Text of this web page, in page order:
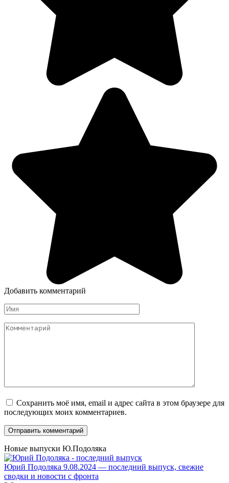
Добавить комментарий
Имя
*
Комментарий
Сохранить моё имя, email и адрес сайта в этом браузере для
последующих моих комментариев.
Новые выпуски Ю.Подоляка
Юрий Подоляка 9.08.2024 — последний выпуск, свежие
сводки и новости с фронта